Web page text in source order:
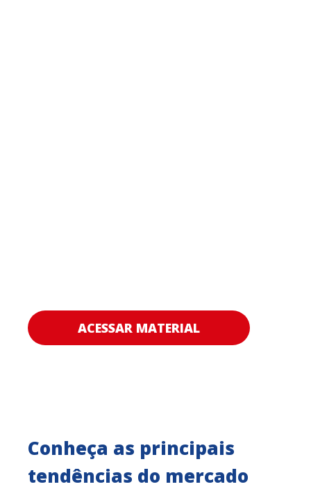
ACESSAR MATERIAL
Conheça as principais
tendências do mercado